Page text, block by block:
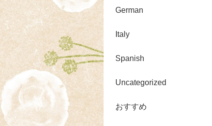
German
Italy
Spanish
Uncategorized
おすすめ